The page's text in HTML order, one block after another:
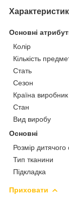
Основні
Колір
Кількість
Стать
Сезон
Країна виробник
Стан
Вид виробу
Основні
Розмір дитячого
Тип тканини
Підкладка
Приховати